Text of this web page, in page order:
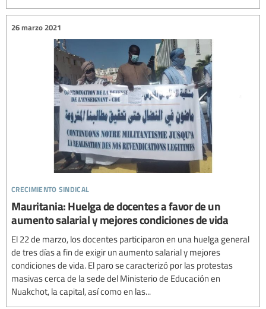
crecimiento sindical
26 marzo 2021
Mauritania: Huelga de docentes a favor de un
aumento salarial y mejores condiciones de vida
El 22 de marzo, los docentes participaron en una huelga general
de tres días a fin de exigir un aumento salarial y mejores
condiciones de vida. El paro se caracterizó por las protestas
masivas cerca de la sede del Ministerio de Educación en
Nuakchot, la capital, así como en las...